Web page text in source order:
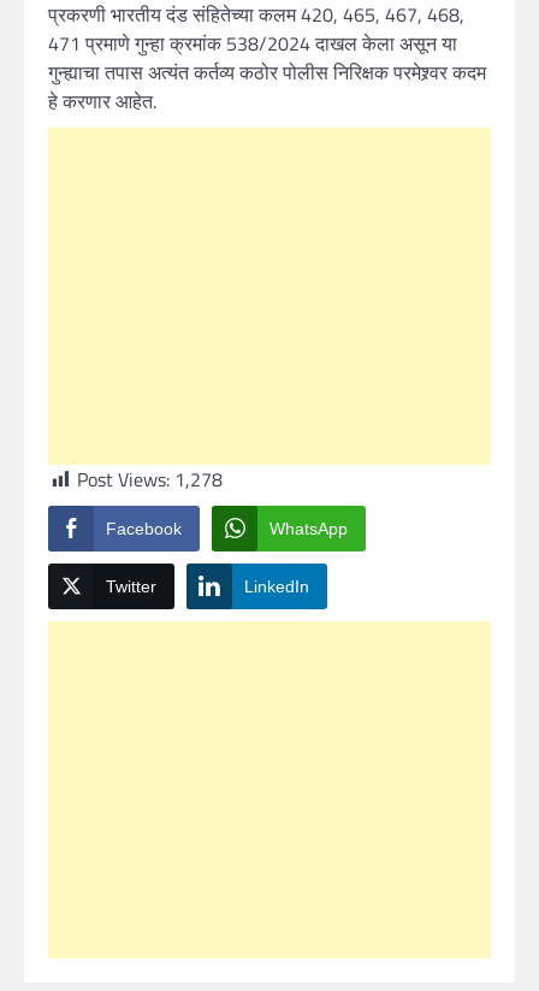
प्रकरणी भारतीय दंड संहितेच्या कलम 420, 465, 467, 468,
471 प्रमाणे गुन्हा क्रमांक 538/2024 दाखल केला असून या
गुन्ह्याचा तपास अत्यंत कर्तव्य कठोर पोलीस निरिक्षक परमेश्र्वर कदम
हे करणार आहेत.
Post Views: 1,278
Facebook WhatsApp
Twitter LinkedIn